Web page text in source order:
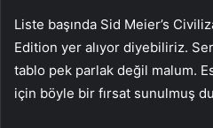
Liste başında Sid Meier’s
Edition yer alıyor diyebiliriz.
tablo pek parlak değil malum.
için böyle bir fırsat sunulmuş